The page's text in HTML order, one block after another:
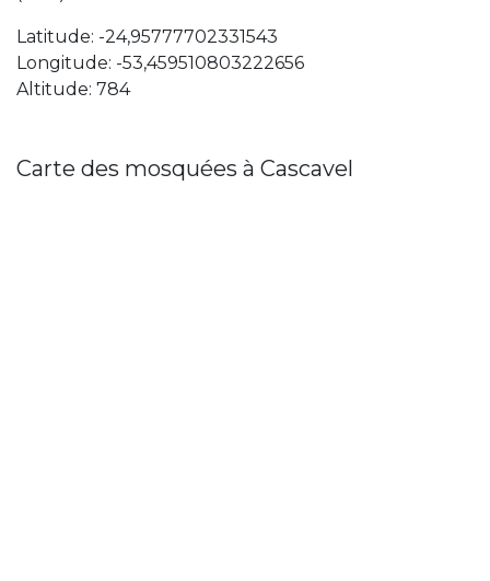
Latitude: -24,95777702331543
Longitude: -53,459510803222656
Altitude: 784
Carte des mosquées à Cascavel